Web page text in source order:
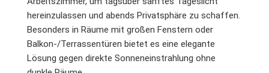
hereinzulassen und abends Privatsphäre zu schaffen.
Besonders in Räume mit großen Fenstern oder
Balkon-/Terrassentüren bietet es eine elegante
Lösung gegen direkte Sonneneinstrahlung ohne